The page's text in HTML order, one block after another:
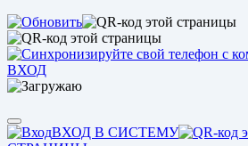
ВХОД
ВХОД В СИСТЕМУ